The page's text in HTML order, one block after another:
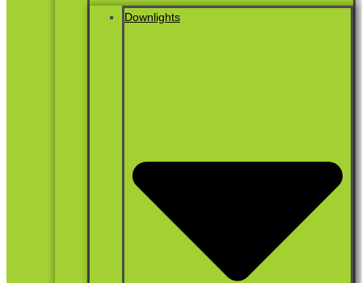
Downlights